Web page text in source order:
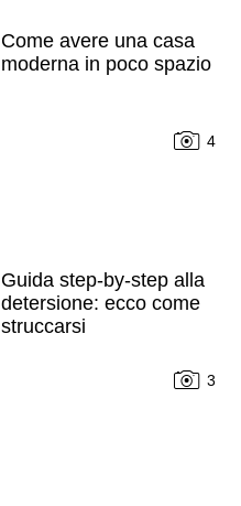
Come avere una casa
moderna in poco spazio
4
Guida step-by-step alla
detersione: ecco come
struccarsi
3